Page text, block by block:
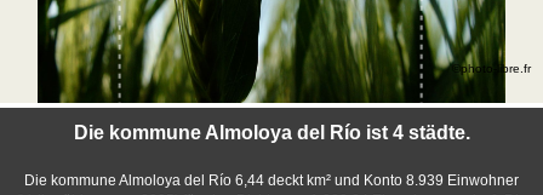
Die kommune Almoloya del Río ist 4 städte.
Die kommune Almoloya del Río 6,44 deckt km² und Konto 8.939 Einwohner
©photo-libre.fr